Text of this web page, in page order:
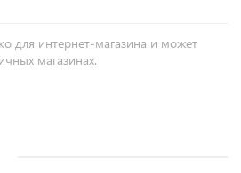
для интернет-магазина и может
магазинах.